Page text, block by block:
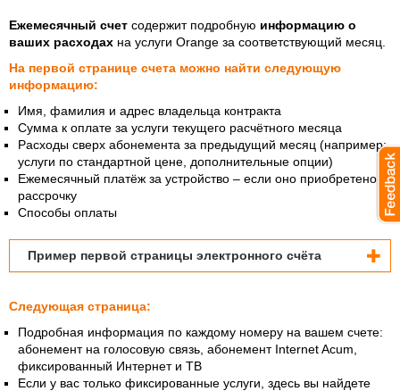
Ежемесячный счет содержит подробную информацию о
ваших расходах на услуги Orange за соответствующий месяц.
На первой странице счета можно найти следующую
информацию:
Имя, фамилия и адрес владельца контракта
Сумма к оплате за услуги текущего расчётного месяца
Расходы сверх абонемента за предыдущий месяц (например:
услуги по стандартной цене, дополнительные опции)
Ежемесячный платёж за устройство – если оно приобретено в
рассрочку
Способы оплаты
Пример первой страницы электронного счёта
Следующая страница:
Подробная информация по каждому номеру на вашем счете:
абонемент на голосовую связь, абонемент Internet Acum,
фиксированный Интернет и ТВ
Если у вас только фиксированные услуги, здесь вы найдете